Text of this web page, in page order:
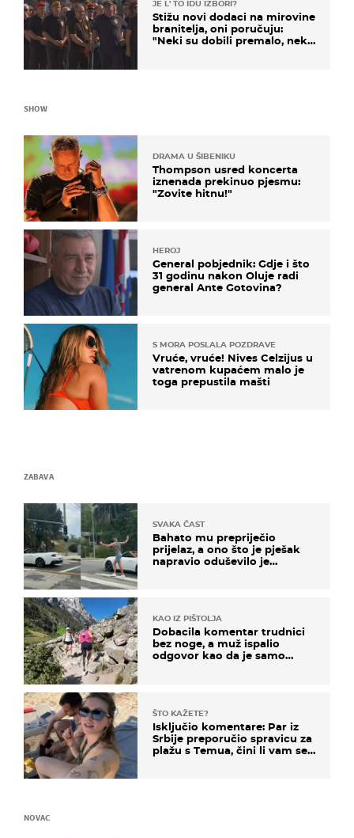
JE L' TO IDU IZBORI?
Stižu novi dodaci na mirovine
branitelja, oni poručuju:
"Neki su dobili premalo, neki
SHOW
DRAMA U ŠIBENIKU
Thompson usred koncerta
iznenada prekinuo pjesmu:
"Zovite hitnu!"
HEROJ
General pobjednik: Gdje i što
31 godinu nakon Oluje radi
general Ante Gotovina?
S MORA POSLALA POZDRAVE
Vruće, vruće! Nives Celzijus u
vatrenom kupaćem malo je
toga prepustila mašti
ZABAVA
SVAKA ČAST
Bahato mu prepriječio
prijelaz, a ono što je pješak
napravio oduševilo je
KAO IZ PIŠTOLJA
Dobacila komentar trudnici
bez noge, a muž ispalio
odgovor kao da je samo
ŠTO KAŽETE?
Isključio komentare: Par iz
Srbije preporučio spravicu za
plažu s Temua, čini li vam se
NOVAC